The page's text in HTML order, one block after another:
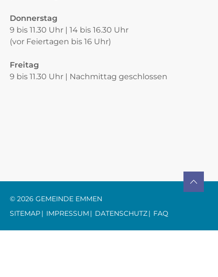
Donnerstag
9 bis 11.30 Uhr | 14 bis 16.30 Uhr
(vor Feiertagen bis 16 Uhr)
Freitag
9 bis 11.30 Uhr | Nachmittag geschlossen
© 2026 GEMEINDE EMMEN
TOOLBAR
SITEMAP IMPRESSUM DATENSCHUTZ FAQ